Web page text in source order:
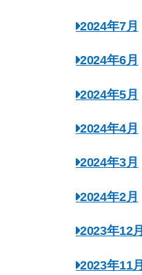
2024年7月
2024年6月
2024年5月
2024年4月
2024年3月
2024年2月
2023年12月
2023年11月